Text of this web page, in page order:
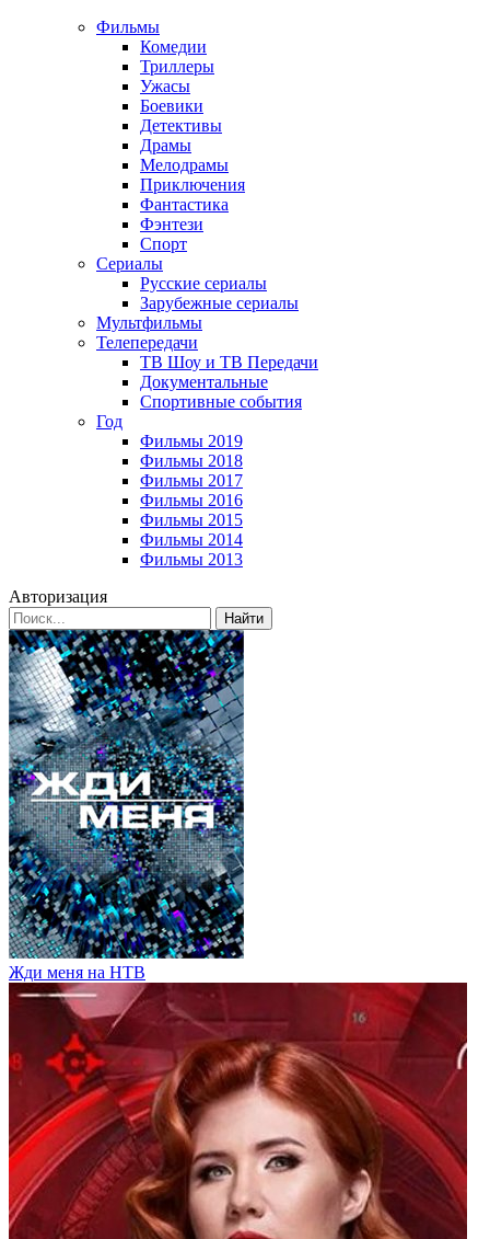
Фильмы
Комедии
Триллеры
Ужасы
Боевики
Детективы
Драмы
Мелодрамы
Приключения
Фантастика
Фэнтези
Спорт
Сериалы
Русские сериалы
Зарубежные сериалы
Мультфильмы
Телепередачи
ТВ Шоу и ТВ Передачи
Документальные
Спортивные события
Год
Фильмы 2019
Фильмы 2018
Фильмы 2017
Фильмы 2016
Фильмы 2015
Фильмы 2014
Фильмы 2013
Авторизация
Найти
Жди меня на НТВ